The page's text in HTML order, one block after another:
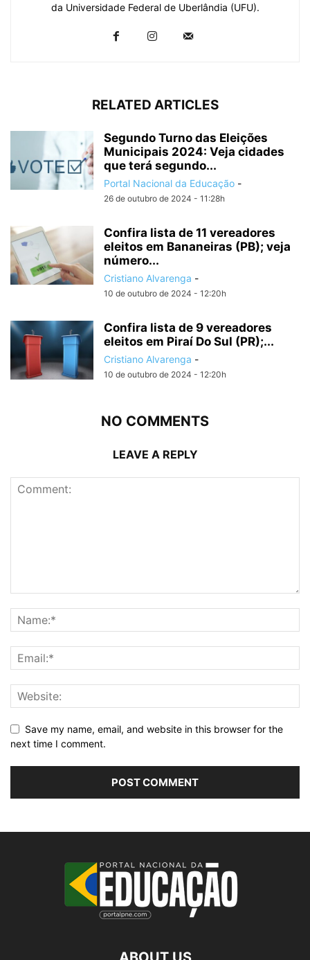
da Universidade Federal de Uberlândia (UFU).
RELATED ARTICLES
Segundo Turno das Eleições
Municipais 2024: Veja cidades
que terá segundo...
Portal Nacional da Educação -
26 de outubro de 2024 - 11:28h
Confira lista de 11 vereadores
eleitos em Bananeiras (PB); veja
número...
Cristiano Alvarenga -
10 de outubro de 2024 - 12:20h
Confira lista de 9 vereadores
eleitos em Piraí Do Sul (PR);...
Cristiano Alvarenga -
10 de outubro de 2024 - 12:20h
NO COMMENTS
LEAVE A REPLY
Save my name, email, and website in this browser for the
next time I comment.